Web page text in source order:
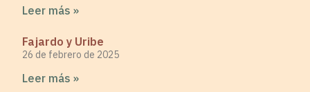
Leer más »
Fajardo y Uribe
26 de febrero de 2025
Leer más »